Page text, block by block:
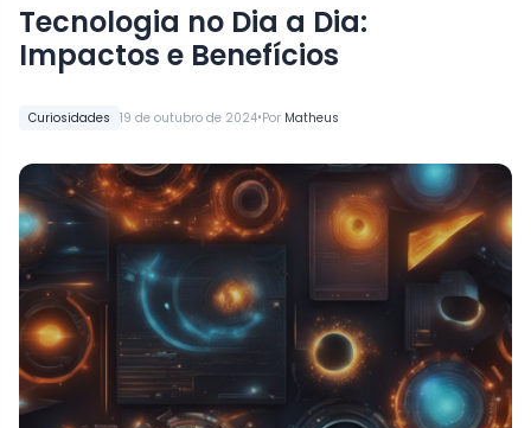
Curiosidades 19 de outubro de 2024•Por Matheus
Tecnologia no Dia a Dia:
Impactos e Benefícios